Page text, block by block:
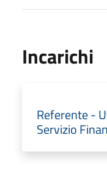
Incarichi
Referente -
Servizio